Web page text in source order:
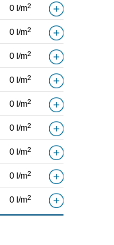
0 l/m2
0 l/m2
0 l/m2
0 l/m2
0 l/m2
0 l/m2
0 l/m2
0 l/m2
0 l/m2